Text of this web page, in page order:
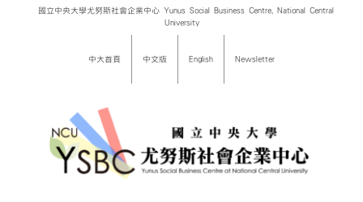
國立中央大學尤努斯社會企業中心 Yunus Social Business Centre, National Central
University
中大首頁 中文版 English Newsletter